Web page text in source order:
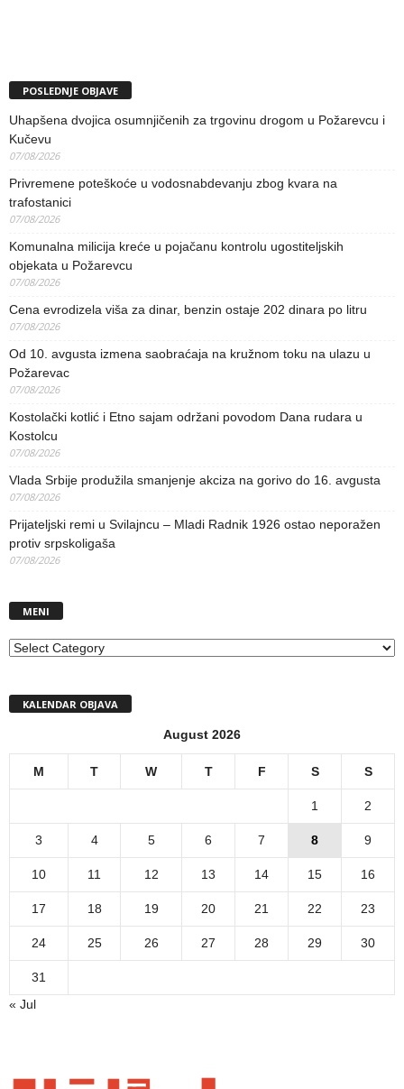
POSLEDNJE OBJAVE
Uhapšena dvojica osumnjičenih za trgovinu drogom u Požarevcu i
Kučevu
07/08/2026
Privremene poteškoće u vodosnabdevanju zbog kvara na
trafostanici
07/08/2026
Komunalna milicija kreće u pojačanu kontrolu ugostiteljskih
objekata u Požarevcu
07/08/2026
Cena evrodizela viša za dinar, benzin ostaje 202 dinara po litru
07/08/2026
Od 10. avgusta izmena saobraćaja na kružnom toku na ulazu u
Požarevac
07/08/2026
Kostolački kotlić i Etno sajam održani povodom Dana rudara u
Kostolcu
07/08/2026
Vlada Srbije produžila smanjenje akciza na gorivo do 16. avgusta
07/08/2026
Prijateljski remi u Svilajncu – Mladi Radnik 1926 ostao neporažen
protiv srpskoligaša
07/08/2026
MENI
MENI
KALENDAR OBJAVA
August 2026
M T W T F S S
1 2
3 4 5 6 7 8 9
10 11 12 13 14 15 16
17 18 19 20 21 22 23
24 25 26 27 28 29 30
31
« Jul